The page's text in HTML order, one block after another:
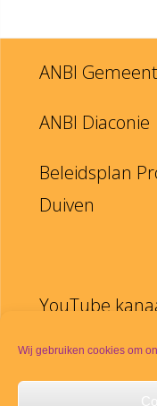
Wij gebruiken cookies om
ANBI
ANBI Diaconie
Beleidsplan
Duiven
YouTube
Disclaimer